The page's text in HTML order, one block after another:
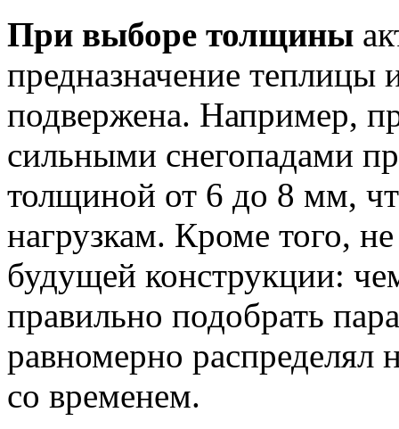
При выборе толщины
предназначение теплицы
подвержена. Например,
сильными снегопадами
толщиной от 6 до 8 мм,
нагрузкам. Кроме того,
будущей конструкции:
правильно подобрать
равномерно распределял
со временем.